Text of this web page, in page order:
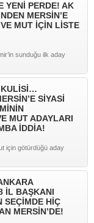
YENİ PERDE! AK
MERSİN’E
MUT İÇİN LİSTE
sunduğu ilk aday
KULİSİ…
SİYASİ
MUT ADAYLARI
İDDİA!
için götürdüğü aday
İL BAŞKANI
SEÇİMDE HİÇ
MERSİN’DE!